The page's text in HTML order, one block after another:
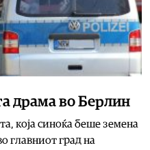
драма во Берлин
која синоќа беше земена
главниот град на